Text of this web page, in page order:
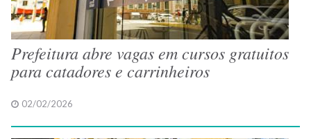
Prefeitura abre vagas em cursos gratuitos
para catadores e carrinheiros
02/02/2026